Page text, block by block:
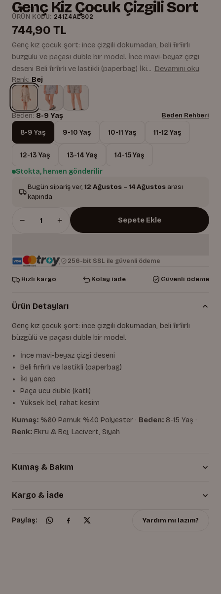
Genç Kiz Çocuk Çizgili Sort
ÜRÜN KODU: 241Z4ALS02
744,90 TL
Genç kız çocuk şort: ince çizgili dokumadan, beli fırfırlı
büzgülü ve paçası duble bir model. İnce mavi-beyaz çizgi
deseni Beli fırfırlı ve lastikli (paperbag) İki... Devamını oku
Renk: Bej
Beden: 8-9 Yaş Beden Rehberi
8-9 Yaş 9-10 Yaş 10-11 Yaş 11-12 Yaş
12-13 Yaş 13-14 Yaş
14-15 Yaş
Stokta, hemen gönderilir
Bugün sipariş ver, 12 Ağustos – 14 Ağustos arası
kapında
− + Sepete Ekle
256-bit SSL ile güvenli ödeme
Hızlı kargo Kolay iade Güvenli ödeme
Ürün Detayları
Genç kız çocuk şort: ince çizgili dokumadan, beli fırfırlı
büzgülü ve paçası duble bir model.
İnce mavi-beyaz çizgi deseni
Beli fırfırlı ve lastikli (paperbag)
İki yan cep
Paça ucu duble (katlı)
Yüksek bel, rahat kesim
Kumaş: %60 Pamuk %40 Polyester · Beden: 8-15 Yaş ·
Renk: Ekru & Bej, Lacivert, Siyah
Kumaş & Bakım
Kargo & İade
Paylaş: Yardım mı lazım?